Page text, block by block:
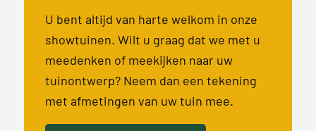
U bent altijd van harte welkom in onze
showtuinen. Wilt u graag dat we met u
meedenken of meekijken naar uw
tuinontwerp? Neem dan een tekening
met afmetingen van uw tuin mee.